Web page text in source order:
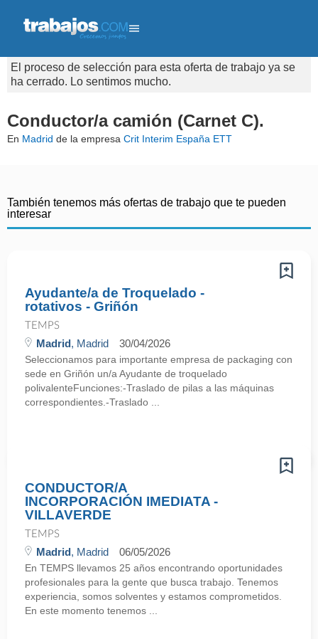
El proceso de selección para esta oferta de trabajo ya se
ha cerrado. Lo sentimos mucho.
Conductor/a camión (Carnet C).
En Madrid de la empresa Crit Interim España ETT
También tenemos más ofertas de trabajo que te pueden
interesar
Ayudante/a de Troquelado -
rotativos - Griñón
TEMPS
Madrid, Madrid 30/04/2026
Seleccionamos para importante empresa de packaging con
sede en Griñón un/a Ayudante de troquelado
polivalenteFunciones:-Traslado de pilas a las máquinas
correspondientes.-Traslado ...
CONDUCTOR/A
INCORPORACIÓN IMEDIATA -
VILLAVERDE
TEMPS
Madrid, Madrid 06/05/2026
En TEMPS llevamos 25 años encontrando oportunidades
profesionales para la gente que busca trabajo. Tenemos
experiencia, somos solventes y estamos comprometidos.
En este momento tenemos ...